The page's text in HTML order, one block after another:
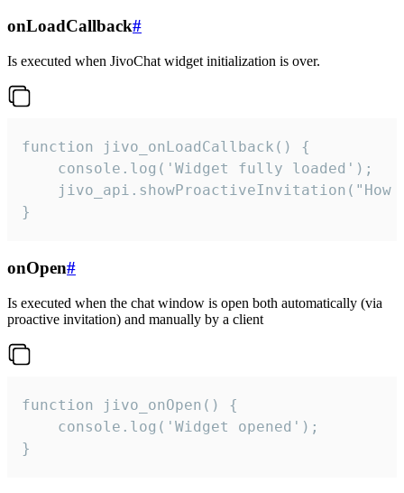
onLoadCallback#
Is executed when JivoChat widget initialization is over.
function jivo_onLoadCallback() {
    console.log('Widget fully loaded');
jivo_api.showProactiveInvitation("How
}
onOpen#
Is executed when the chat window is open both automatically (via
proactive invitation) and manually by a client
function jivo_onOpen() {
    console.log('Widget opened');
}